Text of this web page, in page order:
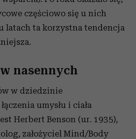
częściowo się u nich
latach ta korzystna tendencja
nasennych
w dziedzinie
umysłu i ciała
Herbert Benson (ur. 1935),
założyciel Mind/Body